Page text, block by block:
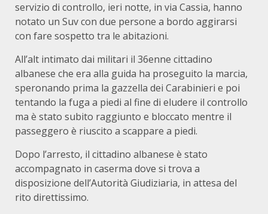
servizio di controllo, ieri notte, in via Cassia, hanno
notato un Suv con due persone a bordo aggirarsi
con fare sospetto tra le abitazioni.
All’alt intimato dai militari il 36enne cittadino
albanese che era alla guida ha proseguito la marcia,
speronando prima la gazzella dei Carabinieri e poi
tentando la fuga a piedi al fine di eludere il controllo
ma è stato subito raggiunto e bloccato mentre il
passeggero è riuscito a scappare a piedi.
Dopo l’arresto, il cittadino albanese è stato
accompagnato in caserma dove si trova a
disposizione dell’Autorità Giudiziaria, in attesa del
rito direttissimo.